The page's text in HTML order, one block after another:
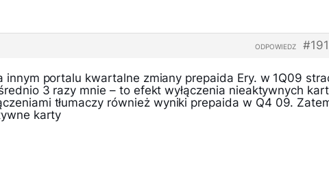
ODPOWIEDZ
innym portalu kwartalne zmiany prepaida Ery. w 1Q09
3 razy mnie – to efekt wyłączenia nieaktywnych
tłumaczy również wyniki prepaida w Q4 09.
karty